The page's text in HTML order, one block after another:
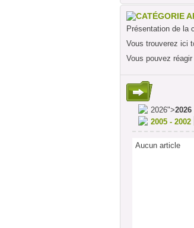
CATÉGORIE
Présentation de la
Vous trouverez ici
Vous pouvez
2026">2026
2005 - 2002
Aucun article